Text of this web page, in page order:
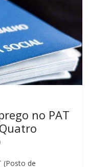
no PAT
(Posto de